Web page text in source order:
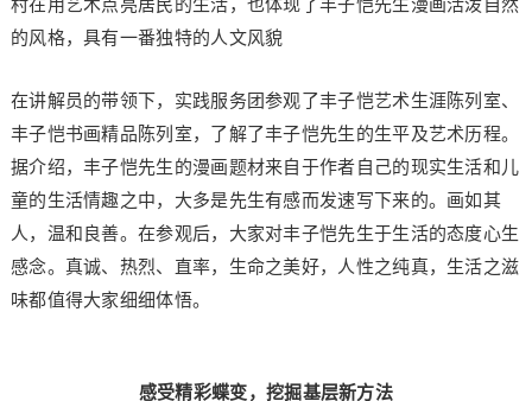
村在用艺术点亮居民的生活，也体现了丰子恺先生漫画活泼自然
的风格，具有一番独特的人文风貌
在讲解员的带领下，实践服务团参观了丰子恺艺术生涯陈列室、
丰子恺书画精品陈列室，了解了丰子恺先生的生平及艺术历程。
据介绍，丰子恺先生的漫画题材来自于作者自己的现实生活和儿
童的生活情趣之中，大多是先生有感而发速写下来的。画如其
人，温和良善。在参观后，大家对丰子恺先生于生活的态度心生
感念。真诚、热烈、直率，生命之美好，人性之纯真，生活之滋
味都值得大家细细体悟。
感受精彩蝶变，挖掘基层新方法